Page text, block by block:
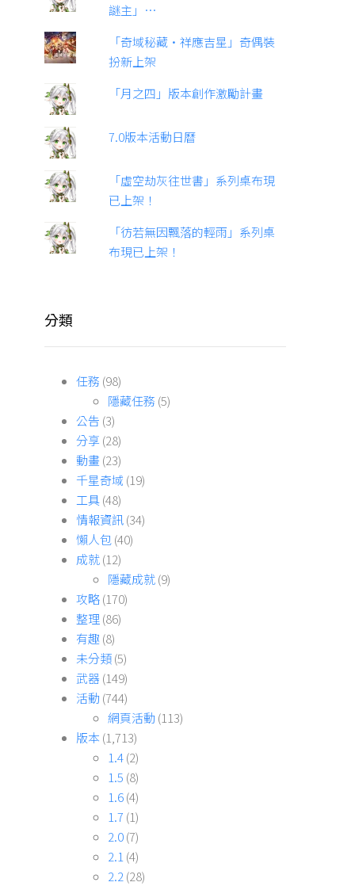
謎主」…
「奇域秘藏·祥應吉星」奇偶裝
扮新上架
「月之四」版本創作激勵計畫
7.0版本活動日曆
「虛空劫灰往世書」系列桌布現
已上架！
「彷若無因飄落的輕雨」系列桌
布現已上架！
分類
任務 (98)
隱藏任務 (5)
公告 (3)
分享(28)
動畫(23)
千星奇域 (19)
工具(48)
情報資訊(34)
懶人包(40)
成就(12)
隱藏成就(9)
攻略(170)
整理(86)
有趣(8)
未分類(5)
武器(149)
活動 (744)
網頁活動 (113)
版本 (1,713)
1.4(2)
1.5 (8)
1.6(4)
1.7 (1)
2.0(7)
2.1(4)
2.2(28)